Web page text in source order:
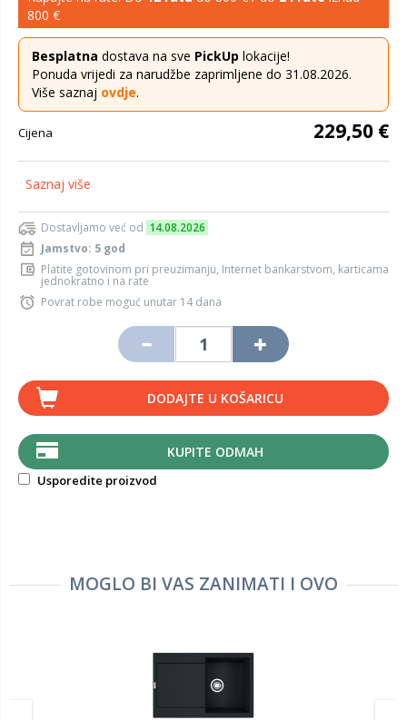
800 €
Besplatna dostava na sve PickUp lokacije!
Ponuda vrijedi za narudžbe zaprimljene do 31.08.2026.
Više saznaj ovdje.
Cijena 229,50 €
Saznaj više
Dostavljamo već od 14.08.2026
Jamstvo: 5 god
Platite gotovinom pri preuzimanju, Internet bankarstvom, karticama
jednokratno i na rate
Povrat robe moguć unutar 14 dana
DODAJTE U KOŠARICU
KUPITE ODMAH
Usporedite proizvod
MOGLO BI VAS ZANIMATI I OVO